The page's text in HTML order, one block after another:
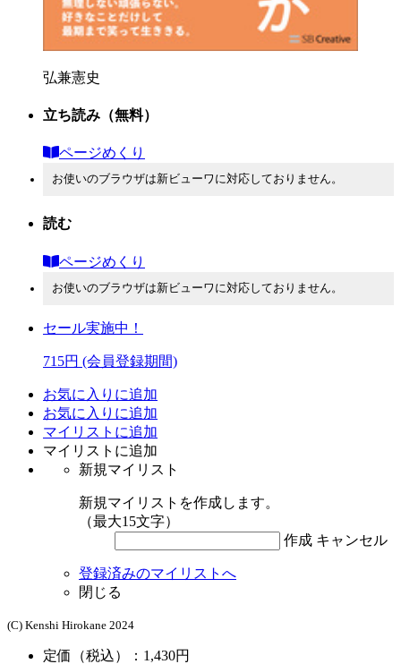
弘兼憲史
立ち読み （無料）
ページめくり
お使いのブラウザは新ビューワに対応しておりません。
読む
ページめくり
お使いのブラウザは新ビューワに対応しておりません。
セール実施中！
715円 (会員登録期間)
お気に入りに追加
お気に入りに追加
マイリストに追加
マイリストに追加
新規マイリスト
新規マイリストを作成します。
（最大15文字）
作成 キャンセル
登録済みのマイリストへ
閉じる
(C) Kenshi Hirokane 2024
定価（税込）：1,430円